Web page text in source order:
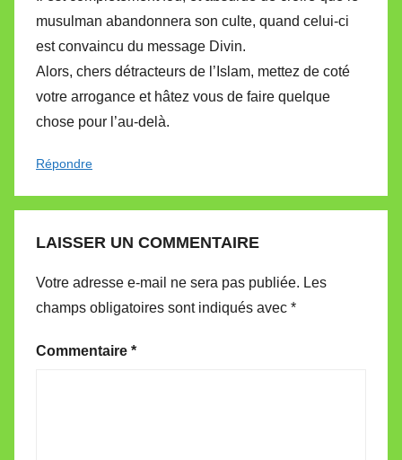
musulman abandonnera son culte, quand celui-ci
est convaincu du message Divin.
Alors, chers détracteurs de l’Islam, mettez de coté
votre arrogance et hâtez vous de faire quelque
chose pour l’au-delà.
Répondre
LAISSER UN COMMENTAIRE
Votre adresse e-mail ne sera pas publiée. Les
champs obligatoires sont indiqués avec *
Commentaire *